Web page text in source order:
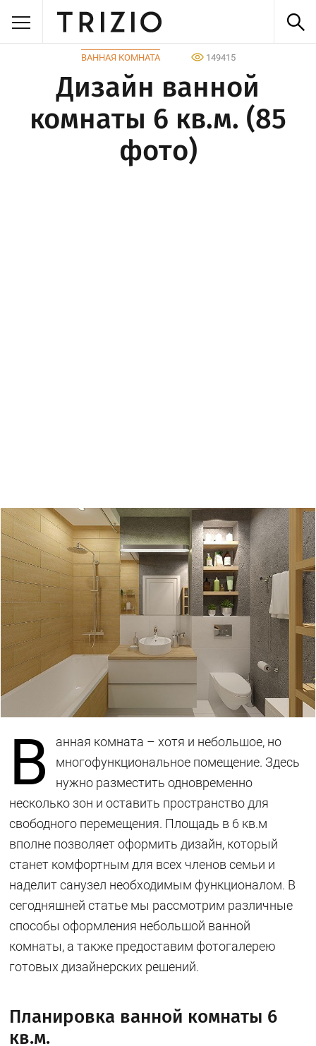
ВАННАЯ КОМНАТА 149415
Дизайн ванной
комнаты 6 кв.м. (85
фото)
В
анная комната – хотя и небольшое, но
многофункциональное помещение. Здесь
нужно разместить одновременно
несколько зон и оставить пространство для
свободного перемещения. Площадь в 6 кв.м
вполне позволяет оформить дизайн, который
станет комфортным для всех членов семьи и
наделит санузел необходимым функционалом. В
сегодняшней статье мы рассмотрим различные
способы оформления небольшой ванной
комнаты, а также предоставим фотогалерею
готовых дизайнерских решений.
Планировка ванной комнаты 6
кв.м.